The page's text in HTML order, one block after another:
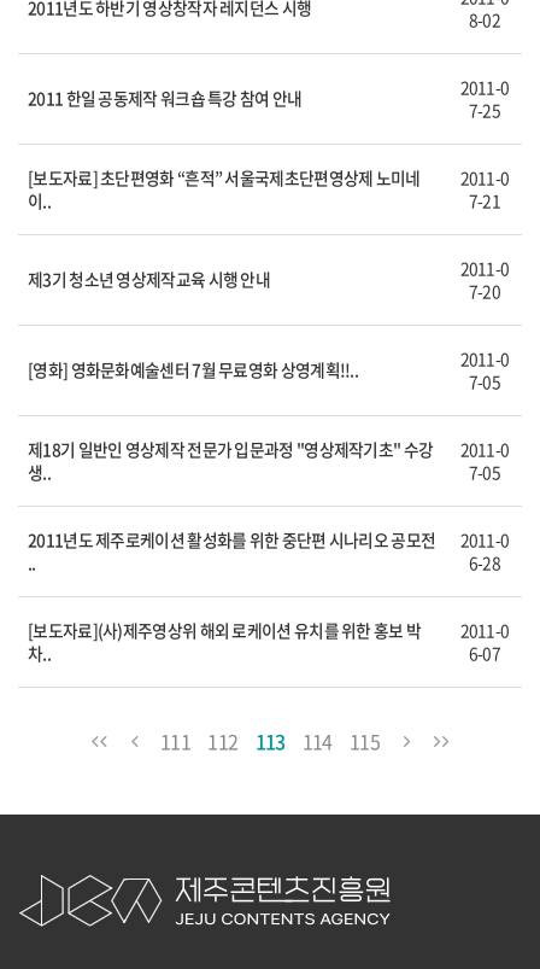
2011년도 하반기 영상창작자 레지던스 시행
8-02
2011 한일 공동제작 워크숍 특강 참여 안내
2011-0
7-25
[보도자료] 초단편영화 “흔적” 서울국제초단편영상제 노미네
이..
2011-0
7-21
제3기 청소년 영상제작교육 시행 안내
2011-0
7-20
[영화] 영화문화예술센터 7월 무료영화 상영계획!!..
2011-0
7-05
제18기 일반인 영상제작 전문가 입문과정 "영상제작기초" 수강
생..
2011-0
7-05
2011년도 제주로케이션 활성화를 위한 중단편 시나리오 공모전
..
2011-0
6-28
[보도자료](사)제주영상위 해외 로케이션 유치를 위한 홍보 박
차..
2011-0
6-07
111 112 113 114 115